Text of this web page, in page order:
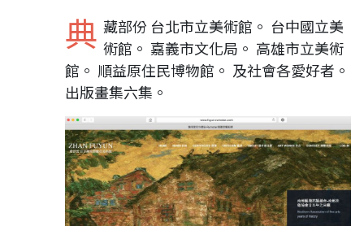
典 藏部份 台北市立美術館。 台中國立美
術館。 嘉義市文化局。 高雄市立美術
館。 順益原住民博物館。 及社會各愛好者。
出版畫集六集。